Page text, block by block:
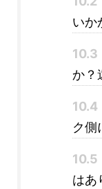
いか
10.3
か？
10.4
ク側
10.5
はあ